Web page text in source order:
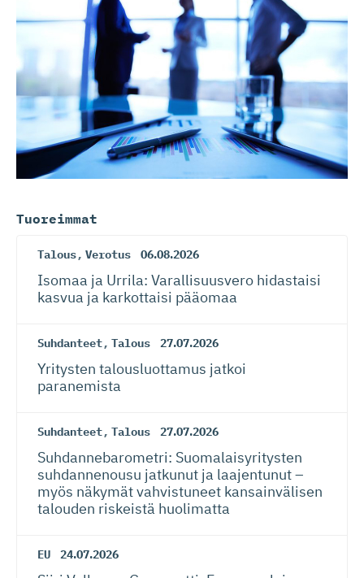
Tuoreimmat
Talous, Verotus 06.08.2026
Isomaa ja Urrila: Varallisuusvero hidastaisi
kasvua ja karkottaisi pääomaa
Suhdanteet, Talous 27.07.2026
Yritysten talousluottamus jatkoi
paranemista
Suhdanteet, Talous 27.07.2026
Suhdanneba­ro­metri: Suomalaisy­ri­tysten
suhdannenousu jatkunut ja laajentunut –
myös näkymät vahvistuneet kansainvälisen
talouden riskeistä huolimatta
EU 24.07.2026